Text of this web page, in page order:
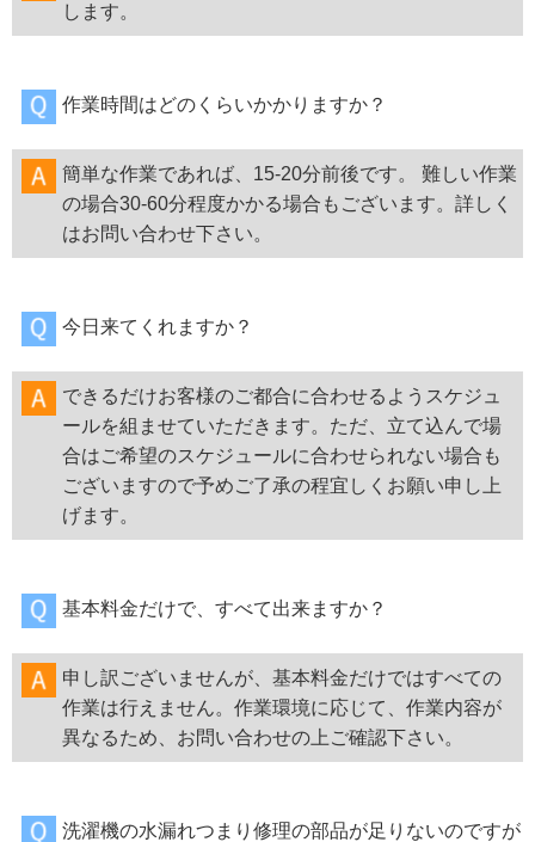
します。
作業時間はどのくらいかかりますか？
簡単な作業であれば、15-20分前後です。 難しい作業
の場合30-60分程度かかる場合もございます。詳しく
はお問い合わせ下さい。
今日来てくれますか？
できるだけお客様のご都合に合わせるようスケジュ
ールを組ませていただきます。ただ、立て込んで場
合はご希望のスケジュールに合わせられない場合も
ございますので予めご了承の程宜しくお願い申し上
げます。
基本料金だけで、すべて出来ますか？
申し訳ございませんが、基本料金だけではすべての
作業は行えません。作業環境に応じて、作業内容が
異なるため、お問い合わせの上ご確認下さい。
洗濯機の水漏れつまり修理の部品が足りないのですが